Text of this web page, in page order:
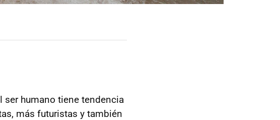
ser humano tiene tendencia
más futuristas y también